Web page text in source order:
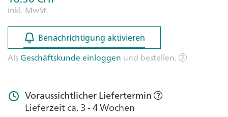
inkl. MwSt.
Benachrichtigung aktivieren
Benachrichtigung aktivieren
AlsGeschäftskunde einloggen und bestellen.
Voraussichtlicher Liefertermin
Lieferzeit ca. 3 - 4 Wochen